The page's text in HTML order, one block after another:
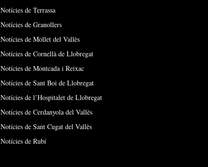
Notícies de Terrassa
Notícies de Granollers
Notícies de Mollet del Vallès
Notícies de Cornellà de Llobregat
Notícies de Montcada i Reixac
Notícies de Sant Boi de Llobregat
Notícies de l’Hospitalet de Llobregat
Notícies de Cerdanyola del Vallès
Notícies de Sant Cugat del Vallès
Notícies de Rubí